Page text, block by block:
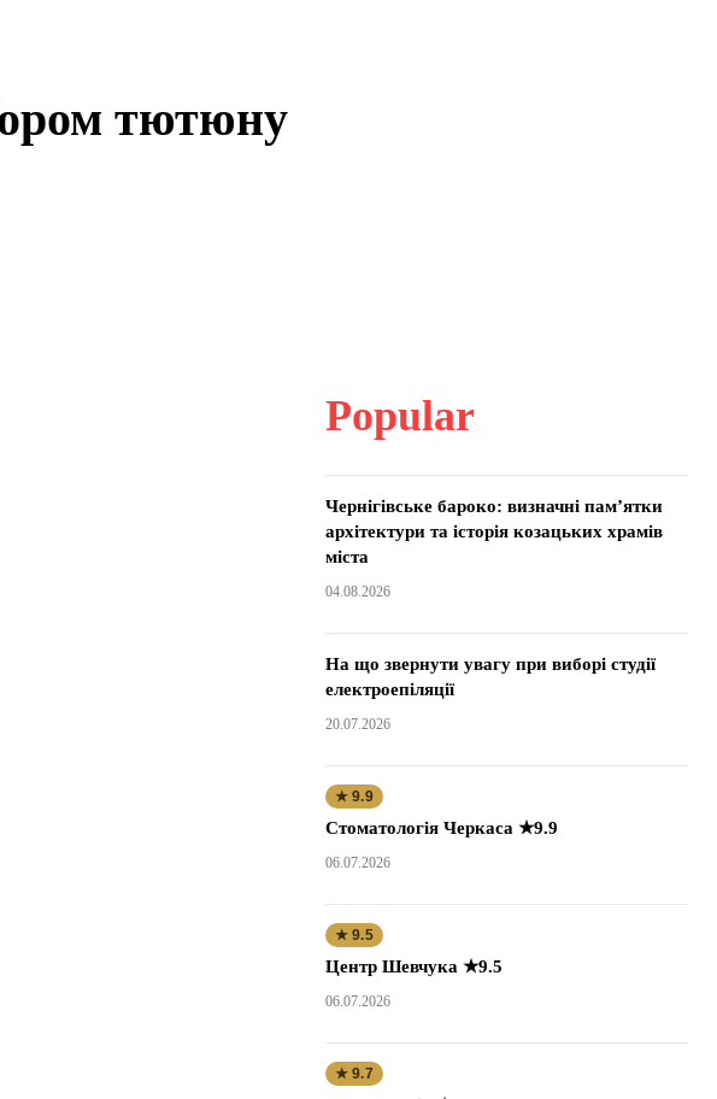
тютюну
Popular
Чернігівське бароко: визначні пам’ятки
архітектури та історія козацьких храмів
міста
04.08.2026
На що звернути увагу при виборі студії
електроепіляції
20.07.2026
★ 9.9
Стоматологія Черкаса ★9.9
06.07.2026
★ 9.5
Центр Шевчука ★9.5
06.07.2026
★ 9.7